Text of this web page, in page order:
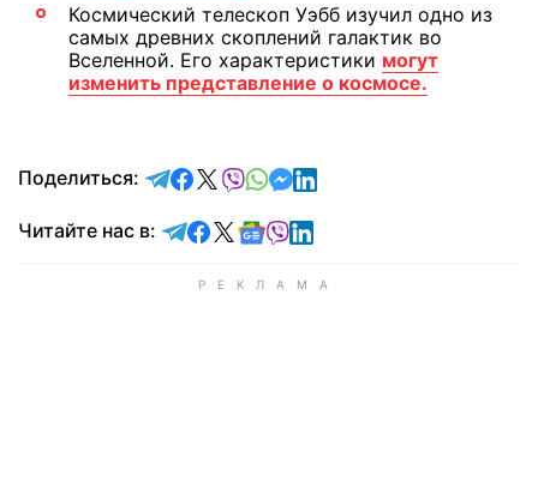
Космический телескоп Уэбб изучил одно из
самых древних скоплений галактик во
Вселенной. Его характеристики могут
изменить представление о космосе.
Поделиться: отправить в Telegram
поделиться в Facebook
поделиться в X
отправить в Viber
отправить в Whatsapp
отправить в Messenger
отправить в LinkedIn
Читайте нас в: Читайте в Telegram
Читайте в Facebook
Читайте в X
Читайте в Google news
Читайте в Viber
Читайте в LinkedIn